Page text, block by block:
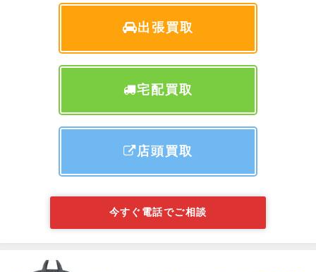
出張買取
宅配買取
店頭買取
今すぐ電話でご相談